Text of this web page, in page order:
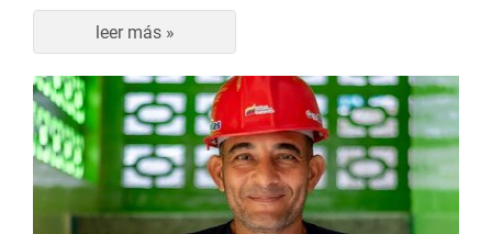
leer más »